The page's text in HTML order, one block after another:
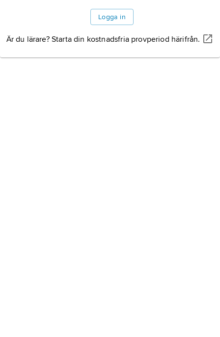
Logga in
Är du lärare? Starta din kostnadsfria provperiod härifrån.